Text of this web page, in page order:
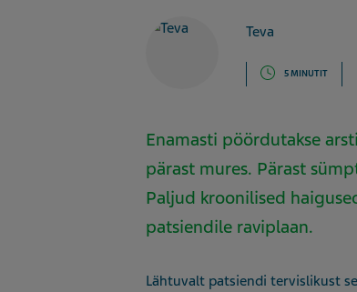
Teva
5 MINUTIT
Enamasti pöördutakse
pärast mures. Pärast
Paljud kroonilised
patsiendile raviplaan.
Lähtuvalt patsiendi tervislikust